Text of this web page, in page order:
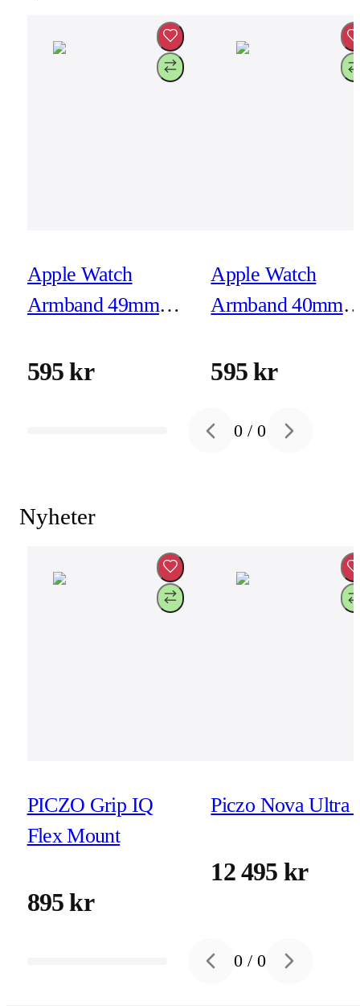
Apple Watch
Armband 49mm
Extension - Finish i
595 kr
Apple Watch
Armband 40mm
- M/L
595 kr
Previous slide
0 /0 Next slide
Nyheter
PICZO Grip IQ
Flex Mount
895 kr
Piczo Nova Ultra
12 495 kr
Previous slide
0 /0 Next slide